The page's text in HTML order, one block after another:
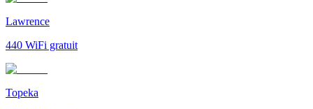
Lawrence
440 WiFi gratuit
Topeka